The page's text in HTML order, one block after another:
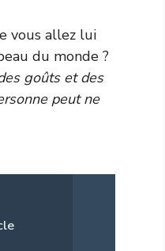
vous allez lui
du monde ?
goûts et des
peut ne